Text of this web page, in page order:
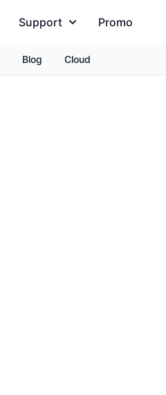
Support Promo
Blog Cloud